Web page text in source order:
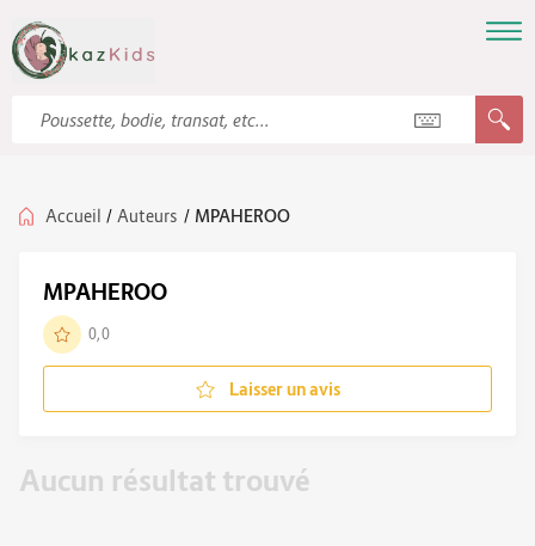
Accueil / Auteurs / MPAHEROO
MPAHEROO
0,0
Laisser un avis
Aucun résultat trouvé